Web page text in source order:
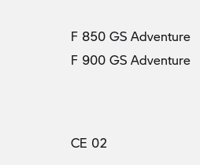
F 850 GS Adventure
F 900 GS Adventure
CE 02